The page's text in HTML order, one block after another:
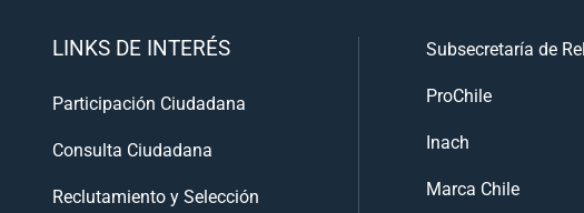
LINKS DE INTERÉS
Participación Ciudadana
Consulta Ciudadana
Reclutamiento y Selección
Subsecretaría de
ProChile
Inach
Marca Chile